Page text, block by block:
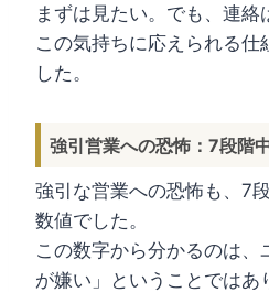
まずは見たい。でも、連絡
この気持ちに応えられる仕
した。
強引営業への恐怖：7段階
強引な営業への恐怖も、7
数値でした。
この数字から分かるのは、
が嫌い」ということではあ